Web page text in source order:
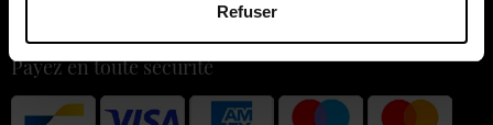
Refuser
Payez en toute sécurité